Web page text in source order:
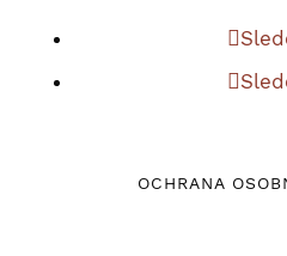
OCHRANA